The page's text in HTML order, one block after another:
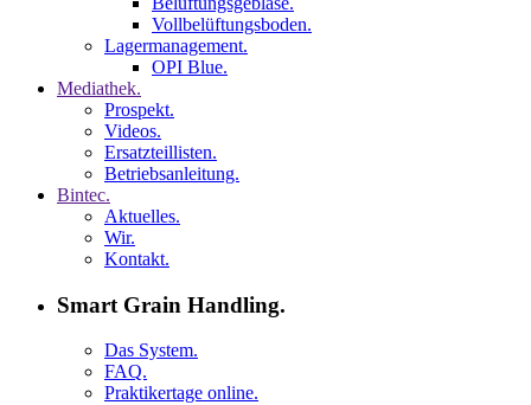
Vollbelüftungsboden.
Lagermanagement.
OPI Blue.
Mediathek.
Prospekt.
Videos.
Ersatzteillisten.
Betriebsanleitung.
Bintec.
Aktuelles.
Wir.
Kontakt.
Smart Grain Handling.
Das System.
FAQ.
Praktikertage online.